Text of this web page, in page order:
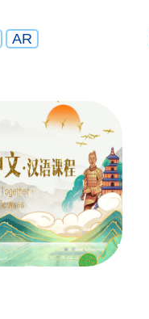
AR